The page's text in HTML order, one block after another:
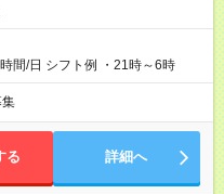
間/日 シフト例 ・21時～6時
集
る 詳細へ